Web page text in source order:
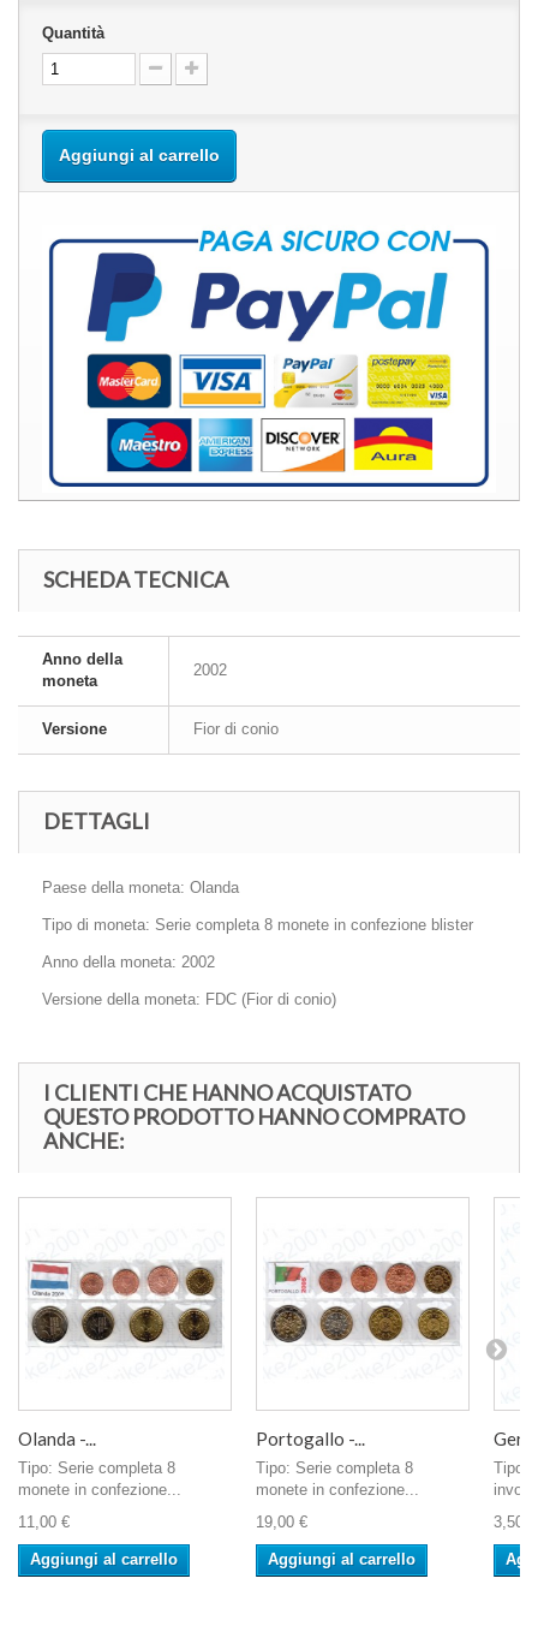
Quantità
Aggiungi al carrello
SCHEDA TECNICA
Anno della
moneta
2002
Versione Fior di conio
DETTAGLI
Paese della moneta: Olanda
Tipo di moneta: Serie completa 8 monete in confezione blister
Anno della moneta: 2002
Versione della moneta: FDC (Fior di conio)
I CLIENTI CHE HANNO ACQUISTATO
QUESTO PRODOTTO HANNO COMPRATO
ANCHE:
Olanda -...
Tipo: Serie completa 8
monete in confezione...
11,00 €
Aggiungi al carrello
Portogallo -...
Tipo: Serie completa 8
monete in confezione...
19,00 €
Aggiungi al carrello
Tipo:
3,50 €